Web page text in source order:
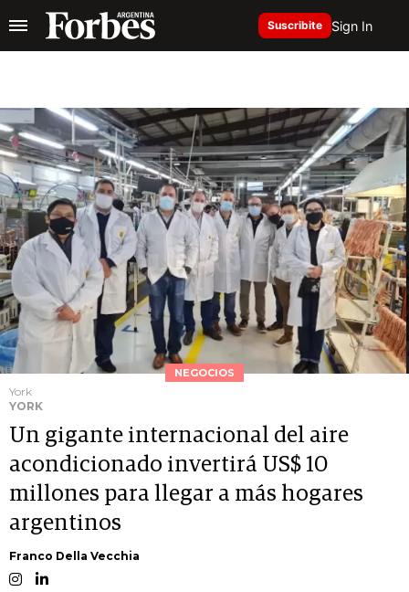
Suscribite Sign In
NEGOCIOS
York
YORK
Un gigante internacional del aire
acondicionado invertirá US$ 10
millones para llegar a más hogares
argentinos
Franco Della Vecchia